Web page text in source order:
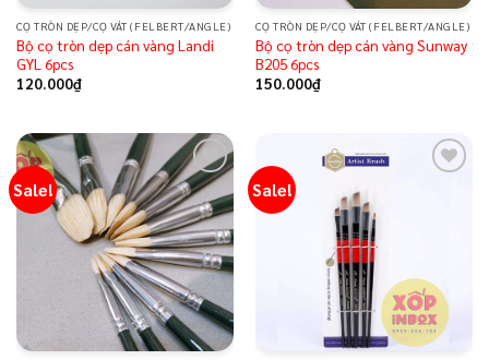
CỌ TRÒN DẸP/CỌ VÁT (FELBERT/ANGLE)
Bộ cọ tròn dẹp cán vàng Landi
GYL 6pcs
120.000₫
CỌ TRÒN DẸP/CỌ VÁT (FELBERT/ANGLE)
Bộ cọ tròn dẹp cán vàng Sunway
B205 6pcs
150.000₫
Sale!
Add to
wishlist
Sale!